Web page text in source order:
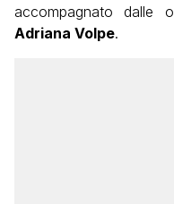
accompagnato dalle
Adriana Volpe.